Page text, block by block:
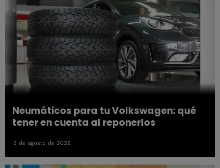
Neumáticos para tu Volkswagen: qué
tener en cuenta al reponerlos
5 de agosto de 2026